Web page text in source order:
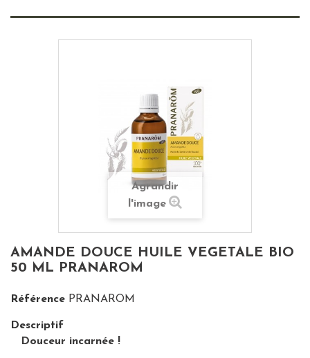
Agrandir
l'image
AMANDE DOUCE HUILE VEGETALE BIO
50 ML PRANAROM
Référence PRANAROM
Descriptif
Douceur incarnée !